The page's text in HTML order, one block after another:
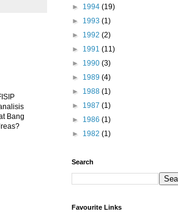
Bang
► 1994 (19)
► 1993 (1)
► 1992 (2)
► 1991 (11)
► 1990 (3)
► 1989 (4)
► 1988 (1)
► 1987 (1)
► 1986 (1)
► 1982 (1)
Search
Favourite Links